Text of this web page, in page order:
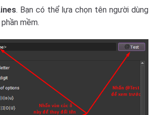
. Bạn có thể lựa chọn tên người dùng
mềm.